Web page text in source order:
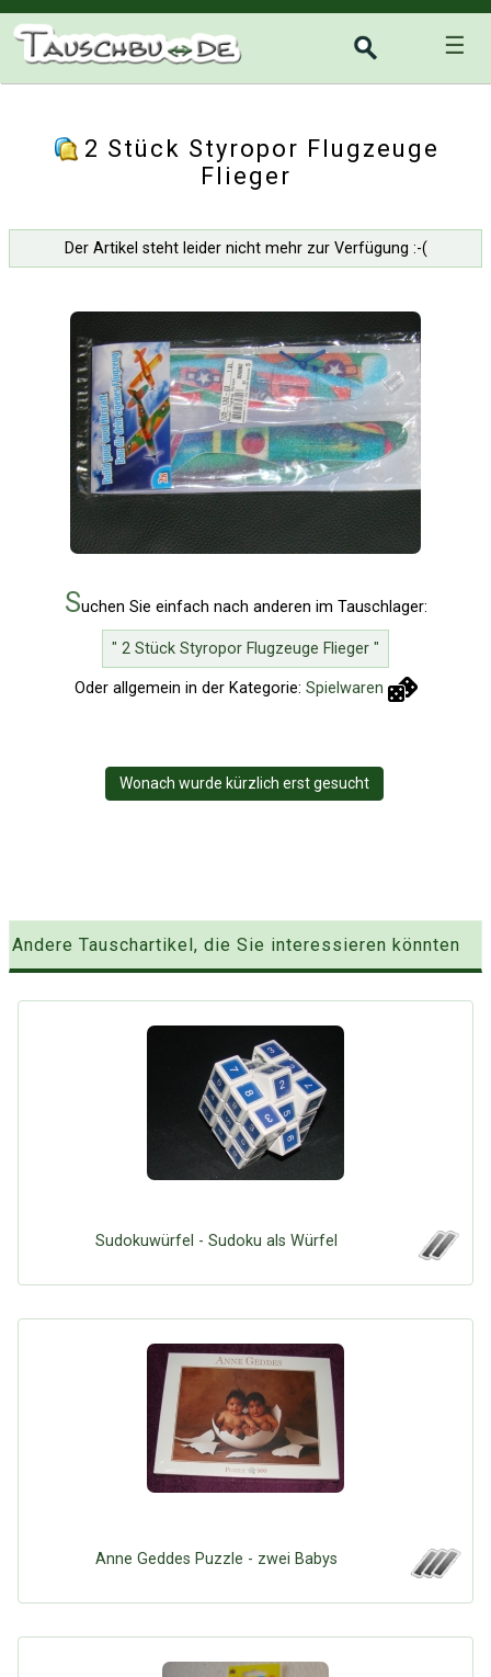
☰
2 Stück Styropor Flugzeuge
Flieger
Der Artikel steht leider nicht mehr zur Verfügung :-(
Suchen Sie einfach nach anderen im Tauschlager:
" 2 Stück Styropor Flugzeuge Flieger "
Oder allgemein in der Kategorie: Spielwaren
Wonach wurde kürzlich erst gesucht
Andere Tauschartikel, die Sie interessieren könnten
Sudokuwürfel - Sudoku als Würfel
Anne Geddes Puzzle - zwei Babys